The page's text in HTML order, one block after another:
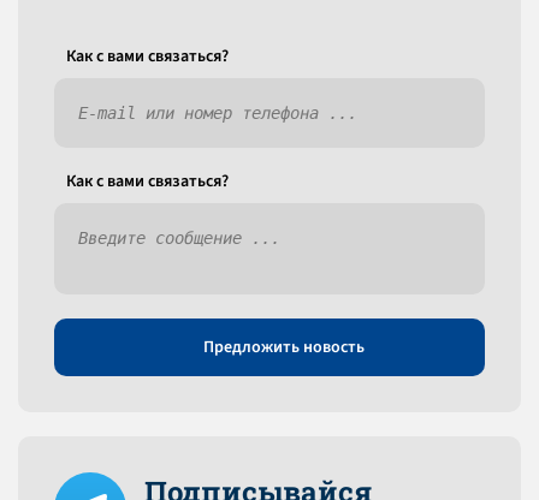
Как c вами связаться?
Как c вами связаться?
Предложить новость
Подписывайся